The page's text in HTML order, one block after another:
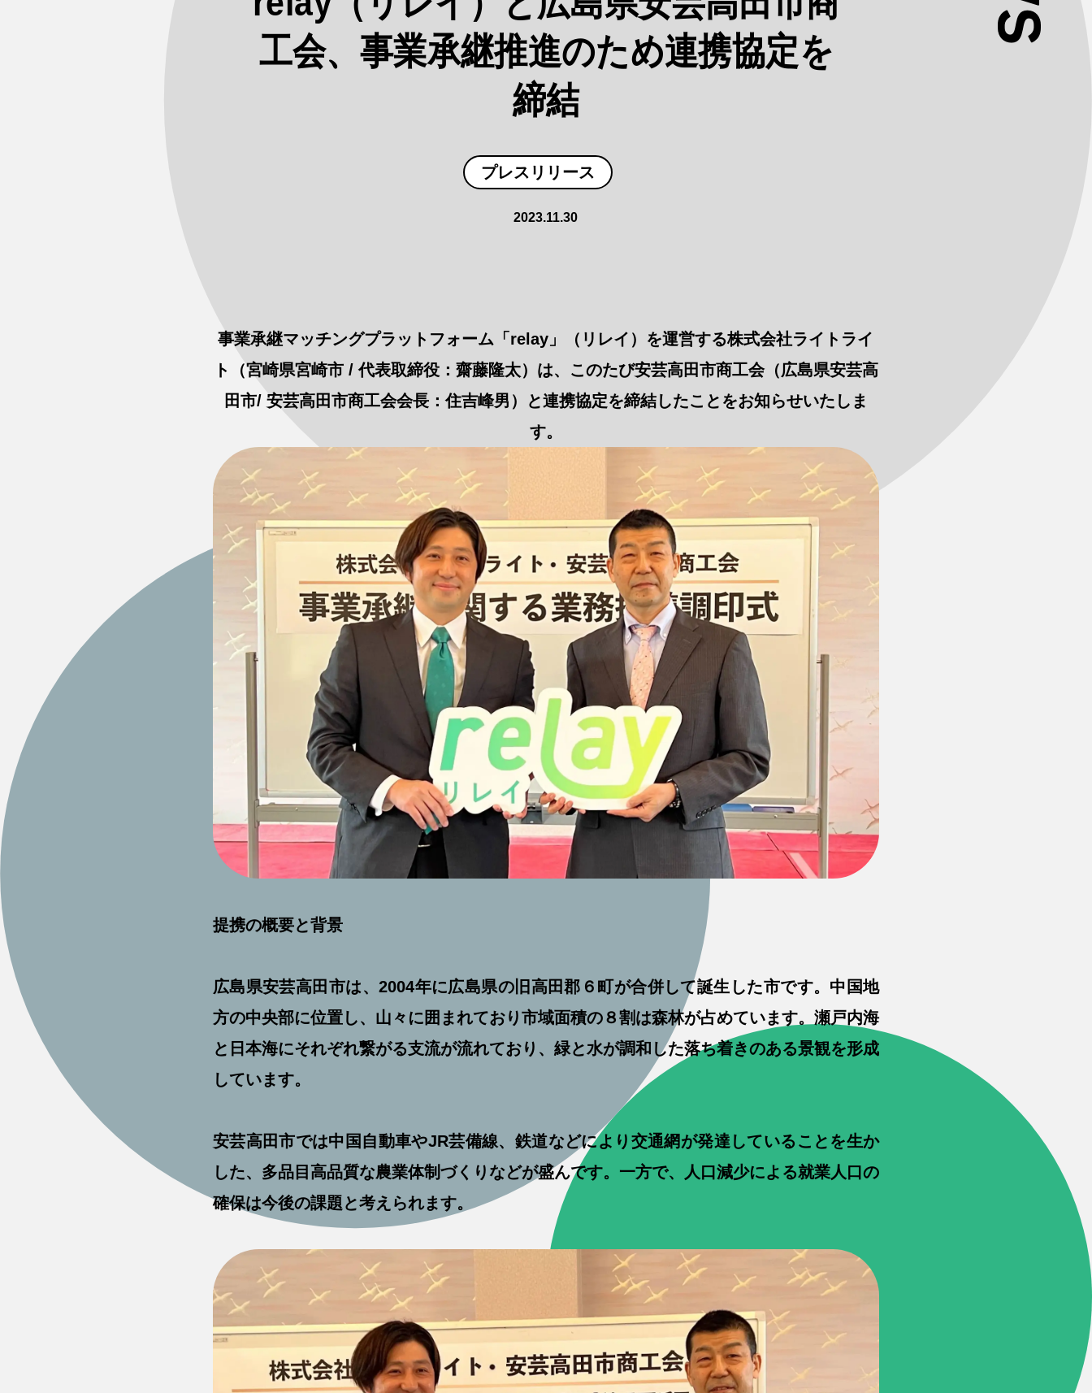
工会、事業承継推進のため連携協定を
締結
プレスリリース
2023.11.30
事業承継マッチングプラットフォーム「relay」（リレイ）を運営する株式会社ライトライ
ト（宮崎県宮崎市 / 代表取締役：齋藤隆太）は、このたび安芸高田市商工会（広島県安芸高
田市/ 安芸高田市商工会会長：住吉峰男）と連携協定を締結したことをお知らせいたしま
す。
提携の概要と背景
広島県安芸高田市は、2004年に広島県の旧高田郡６町が合併して誕生した市です。中国地
方の中央部に位置し、山々に囲まれており市域面積の８割は森林が占めています。瀬戸内海
と日本海にそれぞれ繋がる支流が流れており、緑と水が調和した落ち着きのある景観を形成
しています。
安芸高田市では中国自動車やJR芸備線、鉄道などにより交通網が発達していることを生か
した、多品目高品質な農業体制づくりなどが盛んです。一方で、人口減少による就業人口の
確保は今後の課題と考えられます。